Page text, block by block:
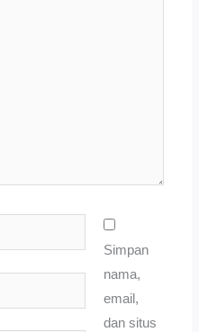
Simpan
nama,
email,
dan situs